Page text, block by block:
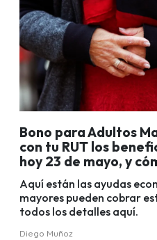
Bono para Adultos
con tu RUT los
hoy 23 de mayo, y
Aquí están las ayudas
mayores pueden cobrar
todos los detalles aquí.
Diego Muñoz